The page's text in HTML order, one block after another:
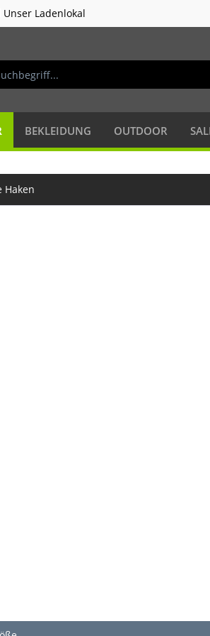
Unser Ladenlokal
BEKLEIDUNG OUTDOOR
Haken